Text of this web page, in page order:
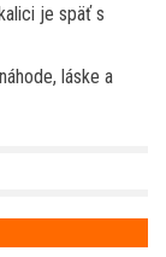
je späť s
láske a